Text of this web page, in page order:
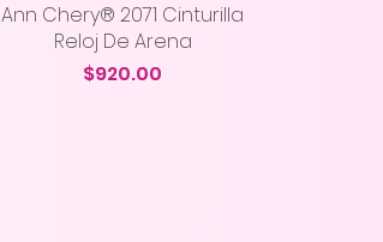
Ann Chery® 2071 Cinturilla
Reloj De Arena
Precio
$920.00